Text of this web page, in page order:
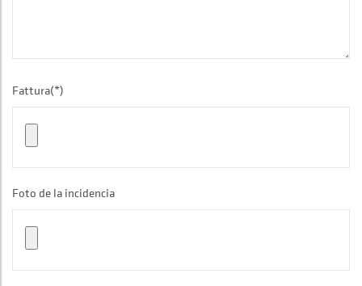
Fattura(*)
Foto de la incidencia